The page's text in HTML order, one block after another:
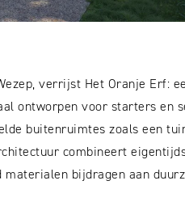
verrijst Het Oranje Erf:
ontworpen voor starters en
buitenruimtes zoals een
combineert
bijdragen aan